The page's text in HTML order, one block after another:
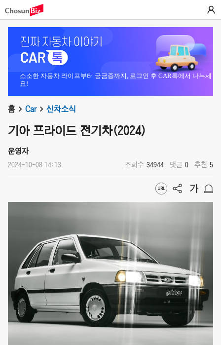
소소한 자동차 라이프부터 궁금증까지, 로그인 후 CAR톡에서 나누세
요!
홈 Car 신차소식
기아 프라이드 전기차(2024)
운영자
2024-10-08 14:13 조회수 34944 댓글 0 추천 5